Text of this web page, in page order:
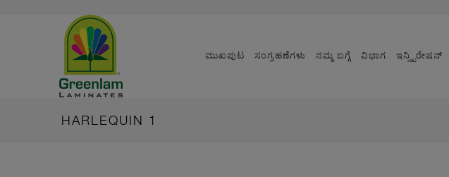
ಮುಖಪುಟ ಸಂಗ್ರಹಣೆಗಳು ನಮ್ಮ ಬಗ್ಗೆ ವಿಭಾಗ ಇನ್ಸ್ಪಿರೇಷನ್
HARLEQUIN 1